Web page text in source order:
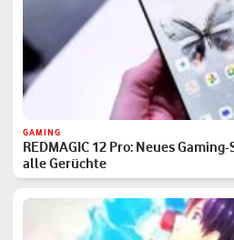
GAMING
REDMAGIC 12 Pro: Neues
alle Gerüchte